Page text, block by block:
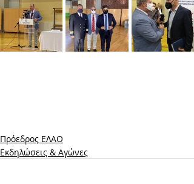
Πρόεδρος ΕΛΑΟ
Εκδηλώσεις & Aγώνες